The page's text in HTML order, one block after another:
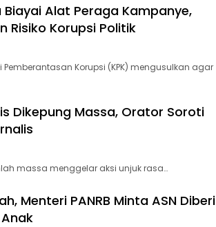
Biayai Alat Peraga Kampanye,
Risiko Korupsi Politik
Pemberantasan Korupsi (KPK) mengusulkan agar
Dikepung Massa, Orator Soroti
massa menggelar aksi unjuk rasa…
Menteri PANRB Minta ASN Diberi